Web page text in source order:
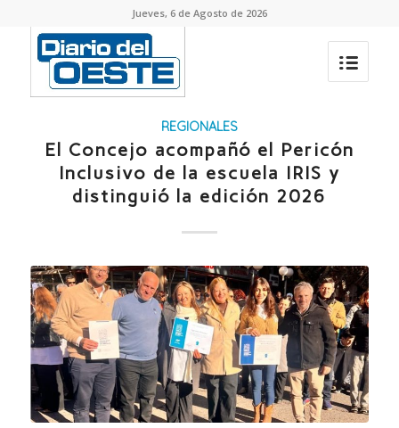
Jueves, 6 de Agosto de 2026
REGIONALES
El Concejo acompañó el Pericón
Inclusivo de la escuela IRIS y
distinguió la edición 2026